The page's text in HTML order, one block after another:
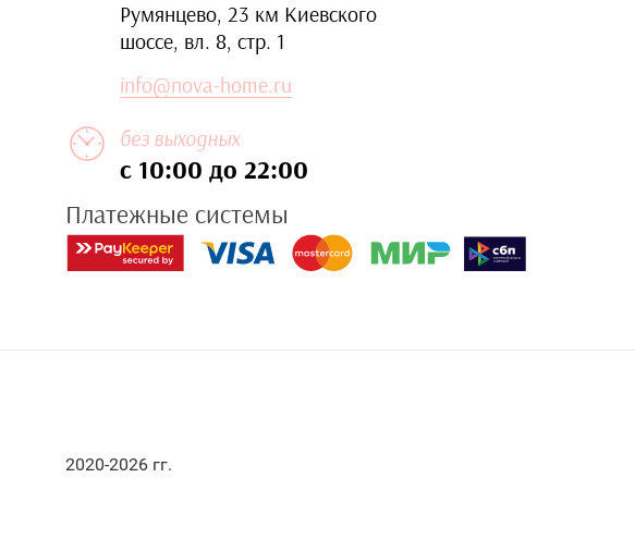
Румянцево, 23 км Киевского
шоссе, вл. 8, стр. 1
info@nova-home.ru
без выходных
с 10:00 до 22:00
Платежные системы
2020-2026 гг.